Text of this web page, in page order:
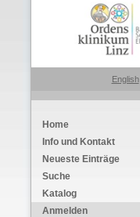
English
Home
Info und Kontakt
Neueste Einträge
Suche
Katalog
Anmelden